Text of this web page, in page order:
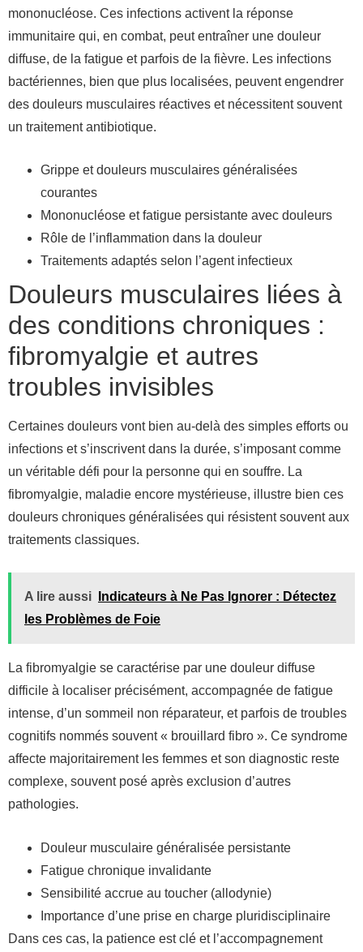
mononucléose. Ces infections activent la réponse
immunitaire qui, en combat, peut entraîner une douleur
diffuse, de la fatigue et parfois de la fièvre. Les infections
bactériennes, bien que plus localisées, peuvent engendrer
des douleurs musculaires réactives et nécessitent souvent
un traitement antibiotique.
Grippe et douleurs musculaires généralisées
courantes
Mononucléose et fatigue persistante avec douleurs
Rôle de l’inflammation dans la douleur
Traitements adaptés selon l’agent infectieux
Douleurs musculaires liées à
des conditions chroniques :
fibromyalgie et autres
troubles invisibles
Certaines douleurs vont bien au-delà des simples efforts ou
infections et s’inscrivent dans la durée, s’imposant comme
un véritable défi pour la personne qui en souffre. La
fibromyalgie, maladie encore mystérieuse, illustre bien ces
douleurs chroniques généralisées qui résistent souvent aux
traitements classiques.
A lire aussi
Indicateurs à Ne Pas Ignorer : Détectez
les Problèmes de Foie
La fibromyalgie se caractérise par une douleur diffuse
difficile à localiser précisément, accompagnée de fatigue
intense, d’un sommeil non réparateur, et parfois de troubles
cognitifs nommés souvent « brouillard fibro ». Ce syndrome
affecte majoritairement les femmes et son diagnostic reste
complexe, souvent posé après exclusion d’autres
pathologies.
Douleur musculaire généralisée persistante
Fatigue chronique invalidante
Sensibilité accrue au toucher (allodynie)
Importance d’une prise en charge pluridisciplinaire
Dans ces cas, la patience est clé et l’accompagnement